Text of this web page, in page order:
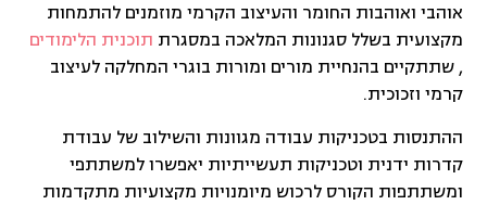
אוהבי ואוהבות החומר והעיצוב הקרמי מוזמנים להתמחות
מקצועית בשלל סגנונות המלאכה במסגרת תוכנית הלימודים
, שתתקיים בהנחיית מורים ומורות בוגרי המחלקה לעיצוב
קרמי וזכוכית.
ההתנסות בטכניקות עבודה מגוונות והשילוב של עבודת
קדרות ידנית וטכניקות תעשייתיות יאפשרו למשתתפי
ומשתתפות הקורס לרכוש מיומנויות מקצועיות מתקדמות